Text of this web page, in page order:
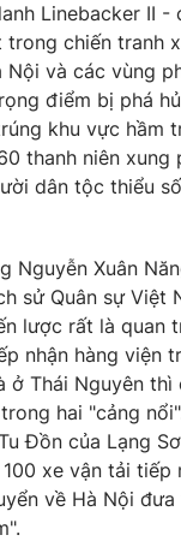
sống
tương lai
Podcast
Linebacker II -
chiến tranh
và các vùng
điểm bị phá
khu vực hầm
thanh niên xung
dân tộc thiểu
Nguyễn Xuân
sử Quân sự Việt
lược rất là quan
nhận hàng viện
ở Thái Nguyên
hai "cảng
Đồn của Lạng
xe vận tải tiếp
về Hà Nội